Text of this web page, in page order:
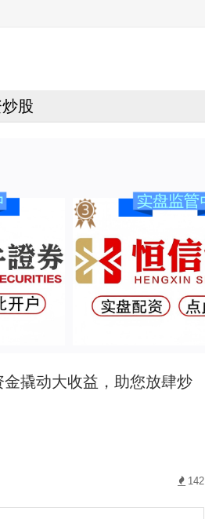
股
撬动大收益，助您放肆炒
142